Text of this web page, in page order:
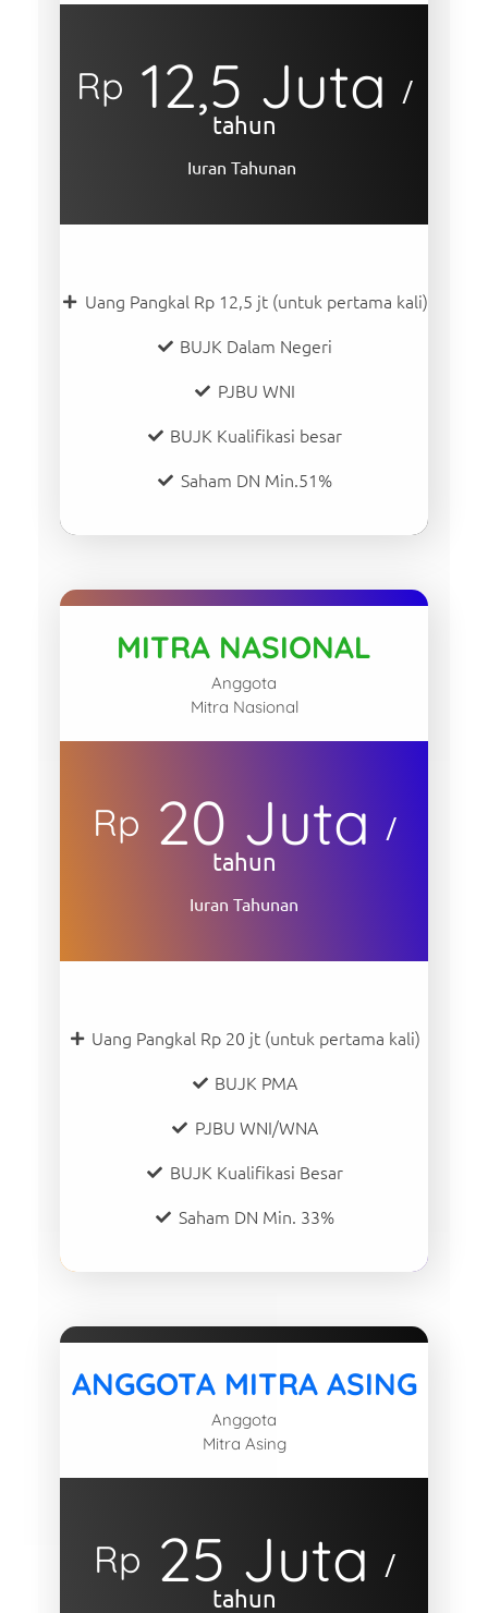
Rp 12,5 Juta
/
tahun
Iuran Tahunan
Uang Pangkal Rp 12,5 jt (untuk pertama kali)
BUJK Dalam Negeri
PJBU WNI
BUJK Kualifikasi besar
Saham DN Min.51%
MITRA NASIONAL
Anggota
Mitra Nasional
Rp 20 Juta
/
tahun
Iuran Tahunan
Uang Pangkal Rp 20 jt (untuk pertama kali)
BUJK PMA
PJBU WNI/WNA
BUJK Kualifikasi Besar
Saham DN Min. 33%
ANGGOTA MITRA ASING
Anggota
Mitra Asing
Rp 25 Juta
/
tahun